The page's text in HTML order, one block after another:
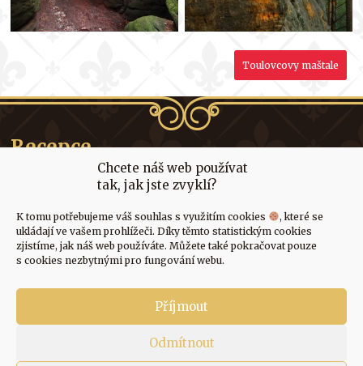
Chcete náš web používat
tak, jak jste zvyklí?
K tomu potřebujeme váš souhlas s využitím cookies
, které se
ukládají ve vašem prohlížeči. Díky těmto statistickým cookies
zjistíme, jak náš web používáte. Můžete také pokračovat pouze
s cookies nezbytnými pro fungování webu.
Příjmout
Odmítnout
Toulovcovy maštale
Toulovcovy maštale
Toulovcovy maštale
Toulovcovy maštale
Recepce
+ 420 603 905 842
Odkazy
Osobní data
Adresa
A. Tomíčka 6, Zahájí